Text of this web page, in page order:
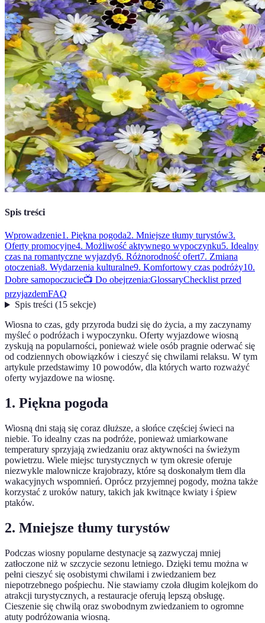
Spis treści
Wprowadzenie1. Piękna pogoda2. Mniejsze tłumy turystów3.
Oferty promocyjne4. Możliwość aktywnego wypoczynku5. Idealny
czas na romantyczne wyjazdy6. Różnorodność ofert7. Zmiana
otoczenia8. Wydarzenia kulturalne9. Komfortowy czas podróży10.
Dobre samopoczucie📺 Do obejrzenia:GlossaryChecklist przed
przyjazdemFAQ
Spis treści(15 sekcje)
Wiosna to czas, gdy przyroda budzi się do życia, a my zaczynamy
myśleć o podróżach i wypoczynku. Oferty wyjazdowe wiosną
zyskują na popularności, ponieważ wiele osób pragnie oderwać się
od codziennych obowiązków i cieszyć się chwilami relaksu. W tym
artykule przedstawimy 10 powodów, dla których warto rozważyć
oferty wyjazdowe na wiosnę.
1. Piękna pogoda
Wiosną dni stają się coraz dłuższe, a słońce częściej świeci na
niebie. To idealny czas na podróże, ponieważ umiarkowane
temperatury sprzyjają zwiedzaniu oraz aktywności na świeżym
powietrzu. Wiele miejsc turystycznych w tym okresie oferuje
niezwykle malownicze krajobrazy, które są doskonałym tłem dla
wakacyjnych wspomnień. Oprócz przyjemnej pogody, można także
korzystać z uroków natury, takich jak kwitnące kwiaty i śpiew
ptaków.
2. Mniejsze tłumy turystów
Podczas wiosny popularne destynacje są zazwyczaj mniej
zatłoczone niż w szczycie sezonu letniego. Dzięki temu można w
pełni cieszyć się osobistymi chwilami i zwiedzaniem bez
niepotrzebnego pośpiechu. Nie stawiamy czoła długim kolejkom do
atrakcji turystycznych, a restauracje oferują lepszą obsługę.
Cieszenie się chwilą oraz swobodnym zwiedzaniem to ogromne
atuty podróżowania wiosną.